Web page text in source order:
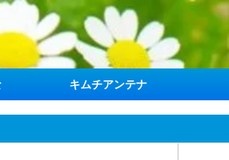
キムチアンテナ